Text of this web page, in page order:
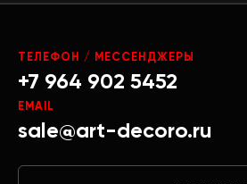
ТЕЛЕФОН / МЕССЕНДЖЕРЫ
+7 964 902 5452
EMAIL
sale@art-decoro.ru